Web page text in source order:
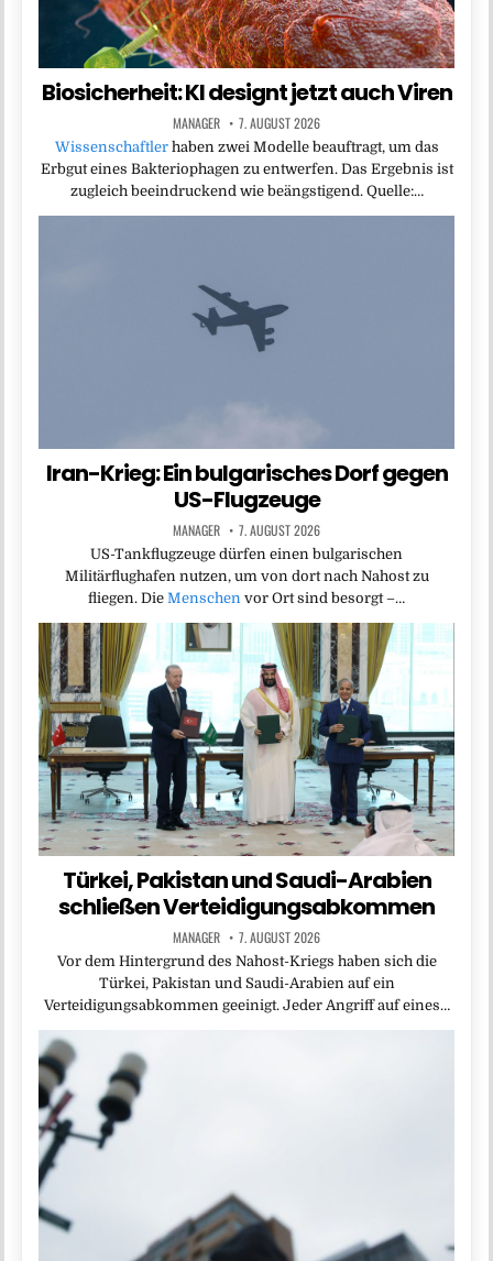
Biosicherheit: KI designt jetzt auch Viren
MANAGER 7. AUGUST 2026
Wissenschaftlerhaben zwei Modelle beauftragt, um das
Erbgut eines Bakteriophagen zu entwerfen. Das Ergebnis ist
zugleich beeindruckend wie beängstigend. Quelle:…
Iran-Krieg: Ein bulgarisches Dorf gegen
US-Flugzeuge
MANAGER 7. AUGUST 2026
US-Tankflugzeuge dürfen einen bulgarischen
Militärflughafen nutzen, um von dort nach Nahost zu
fliegen. Die Menschen vor Ort sind besorgt –…
Türkei, Pakistan und Saudi-Arabien
schließen Verteidigungsabkommen
MANAGER 7. AUGUST 2026
Vor dem Hintergrund des Nahost-Kriegs haben sich die
Türkei, Pakistan und Saudi-Arabien auf ein
Verteidigungsabkommen geeinigt. Jeder Angriff auf eines…